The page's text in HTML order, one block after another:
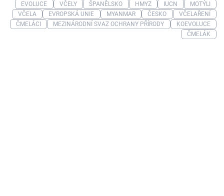
EVOLUCE VČELY ŠPANĚLSKO HMYZ IUCN
MOTÝLI
VČELA
EVROPSKÁ UNIE MYANMAR ČESKO
VČELAŘENÍ
ČMELÁCI
MEZINÁRODNÍ SVAZ OCHRANY PŘÍRODY
KOEVOLUCE
ČMELÁK